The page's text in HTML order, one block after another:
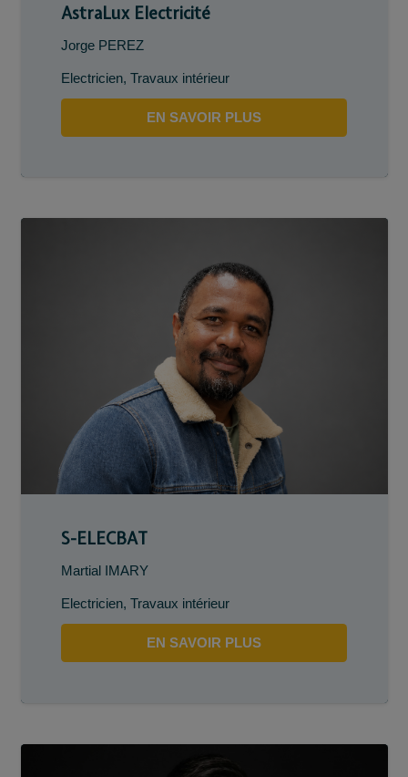
AstraLux Electricité
Jorge PEREZ
Electricien, Travaux intérieur
EN SAVOIR PLUS
S-ELECBAT
Martial IMARY
Electricien, Travaux intérieur
EN SAVOIR PLUS